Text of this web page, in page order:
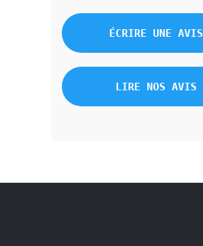
ÉCRIRE UNE AVIS
LIRE NOS AVIS